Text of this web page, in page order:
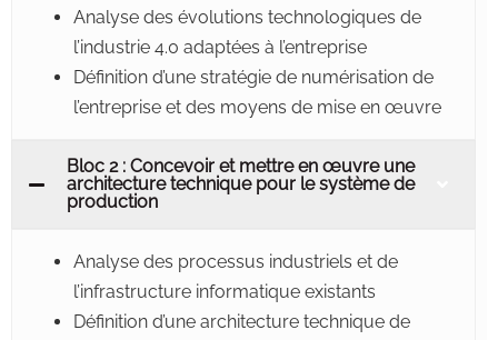
Analyse des évolutions technologiques de
l’industrie 4.0 adaptées à l’entreprise
Définition d’une stratégie de numérisation de
l’entreprise et des moyens de mise en œuvre
Bloc 2 : Concevoir et mettre en œuvre une
architecture technique pour le système de
production
Analyse des processus industriels et de
l’infrastructure informatique existants
Définition d’une architecture technique de